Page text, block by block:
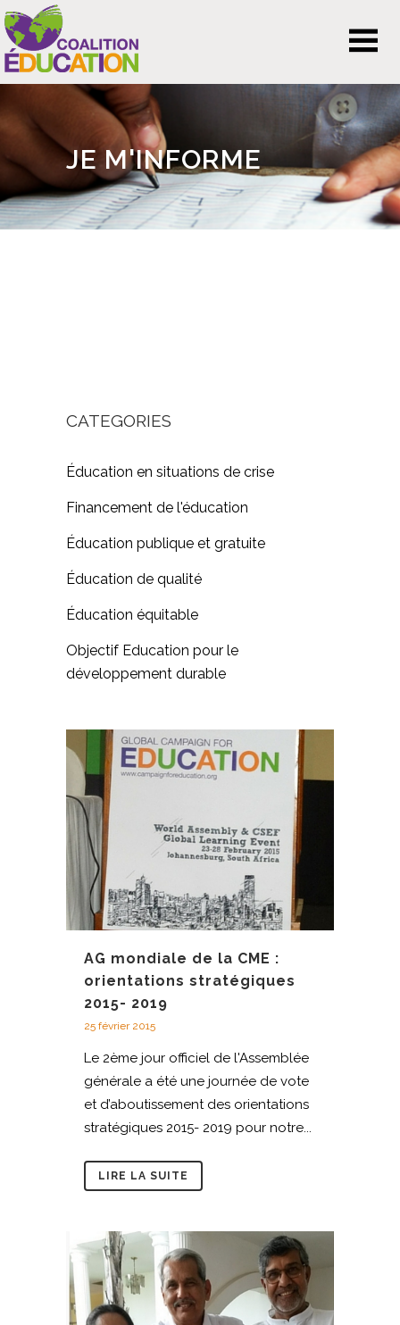
JE M'INFORME
CATEGORIES
Éducation en situations de crise
Financement de l'éducation
Éducation publique et gratuite
Éducation de qualité
Éducation équitable
Objectif Education pour le
développement durable
AG mondiale de la CME :
orientations stratégiques
2015- 2019
25 février 2015
Le 2ème jour officiel de l'Assemblée
générale a été une journée de vote
et d’aboutissement des orientations
stratégiques 2015- 2019 pour notre...
LIRE LA SUITE